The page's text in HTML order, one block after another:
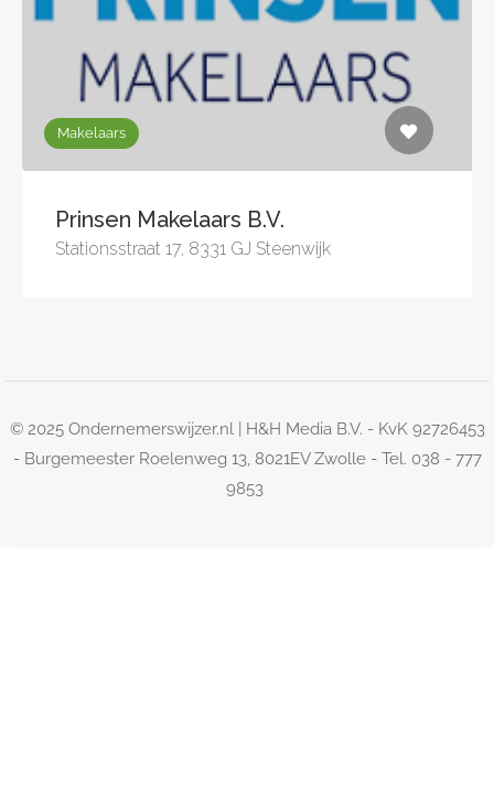
Makelaars
Prinsen Makelaars B.V.
Stationsstraat 17, 8331 GJ Steenwijk
© 2025 Ondernemerswijzer.nl | H&H Media B.V. - KvK 92726453
- Burgemeester Roelenweg 13, 8021EV Zwolle - Tel. 038 - 777
9853